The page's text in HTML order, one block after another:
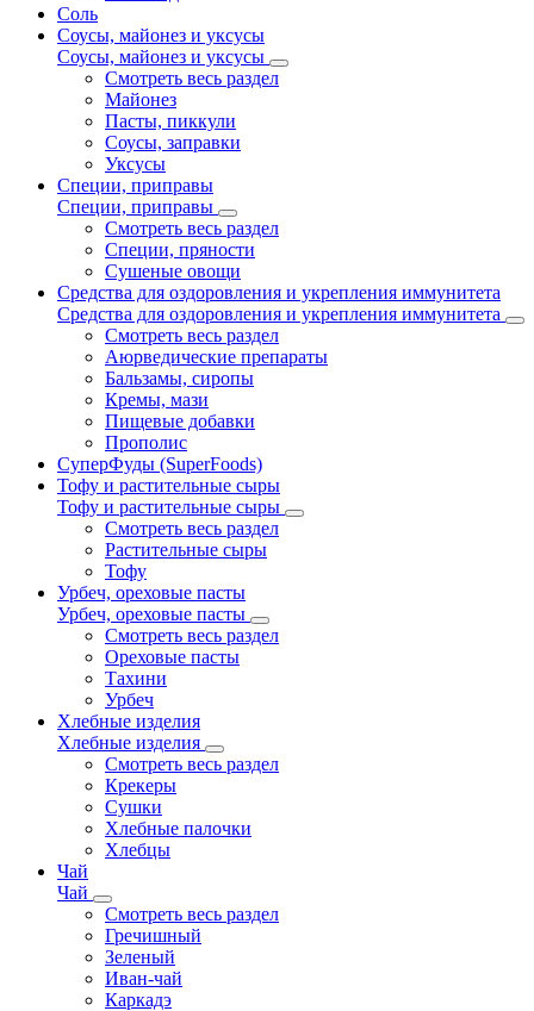
Соль
Соусы, майонез и уксусы
Соусы, майонез и уксусы
Смотреть весь раздел
Майонез
Пасты, пиккули
Соусы, заправки
Уксусы
Специи, приправы
Специи, приправы
Смотреть весь раздел
Специи, пряности
Сушеные овощи
Средства для оздоровления и укрепления иммунитета
Средства для оздоровления и укрепления иммунитета
Смотреть весь раздел
Аюрведические препараты
Бальзамы, сиропы
Кремы, мази
Пищевые добавки
Прополис
СуперФуды (SuperFoods)
Тофу и растительные сыры
Тофу и растительные сыры
Смотреть весь раздел
Растительные сыры
Тофу
Урбеч, ореховые пасты
Урбеч, ореховые пасты
Смотреть весь раздел
Ореховые пасты
Тахини
Урбеч
Хлебные изделия
Хлебные изделия
Смотреть весь раздел
Крекеры
Сушки
Хлебные палочки
Хлебцы
Чай
Чай
Смотреть весь раздел
Гречишный
Зеленый
Иван-чай
Каркадэ